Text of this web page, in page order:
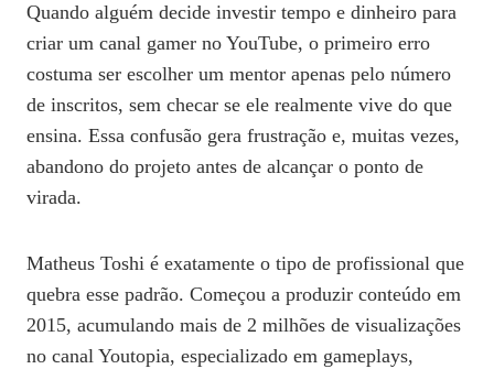
Quando alguém decide investir tempo e dinheiro para
criar um canal gamer no YouTube, o primeiro erro
costuma ser escolher um mentor apenas pelo número
de inscritos, sem checar se ele realmente vive do que
ensina. Essa confusão gera frustração e, muitas vezes,
abandono do projeto antes de alcançar o ponto de
virada.
Matheus Toshi é exatamente o tipo de profissional que
quebra esse padrão. Começou a produzir conteúdo em
2015, acumulando mais de 2 milhões de visualizações
no canal Youtopia, especializado em gameplays,